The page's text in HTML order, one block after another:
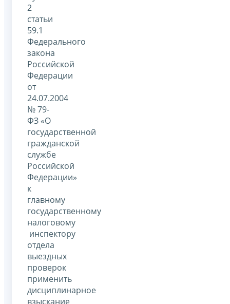
2
статьи
59.1
Федерального
закона
Российской
Федерации
от
24.07.2004
№ 79-
ФЗ «О
государственной
гражданской
службе
Российской
Федерации»
к
главному
государственному
налоговому
инспектору
отдела
выездных
проверок
применить
дисциплинарное
взыскание